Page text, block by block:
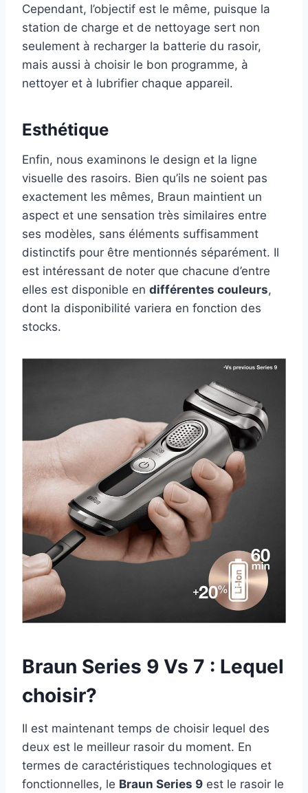
Cependant, l’objectif est le même, puisque la
station de charge et de nettoyage sert non
seulement à recharger la batterie du rasoir,
mais aussi à choisir le bon programme, à
nettoyer et à lubrifier chaque appareil.
Esthétique
Enfin, nous examinons le design et la ligne
visuelle des rasoirs. Bien qu’ils ne soient pas
exactement les mêmes, Braun maintient un
aspect et une sensation très similaires entre
ses modèles, sans éléments suffisamment
distinctifs pour être mentionnés séparément. Il
est intéressant de noter que chacune d’entre
elles est disponible en différentes couleurs,
dont la disponibilité variera en fonction des
stocks.
Braun Series 9 Vs 7 : Lequel
choisir?
Il est maintenant temps de choisir lequel des
deux est le meilleur rasoir du moment. En
termes de caractéristiques technologiques et
fonctionnelles, le Braun Series 9 est le rasoir le